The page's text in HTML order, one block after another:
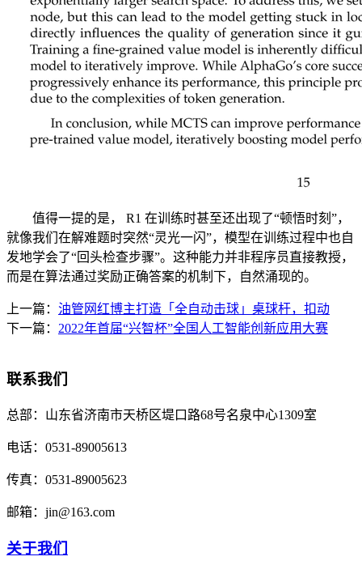
值得一提的是， R1 在训练时甚至还出现了“顿悟时刻”，
就像我们在解难题时突然“灵光一闪”，模型在训练过程中也自
发地学会了“回头检查步骤”。这种能力并非程序员直接教授，
而是在算法通过奖励正确答案的机制下，自然涌现的。
上一篇： 油管网红博主打造「全自动击球」桌球杆，扣动
下一篇： 2022年首届“兴智杯”全国人工智能创新应用大赛
联系我们
总部： 山东省济南市天桥区堤口路68号名泉中心1309室
电话： 0531-89005613
传真： 0531-89005623
邮箱： jin@163.com
关于我们